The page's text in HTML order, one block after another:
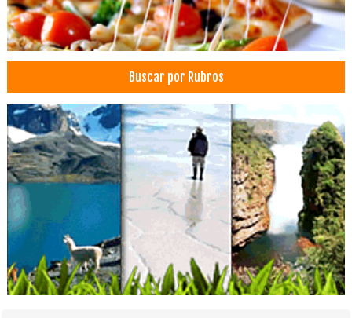
Hostel
Centro Radiológico Dental
Buscar por Rubros